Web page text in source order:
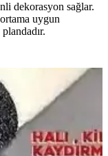
dekorasyon sağlar.
uygun